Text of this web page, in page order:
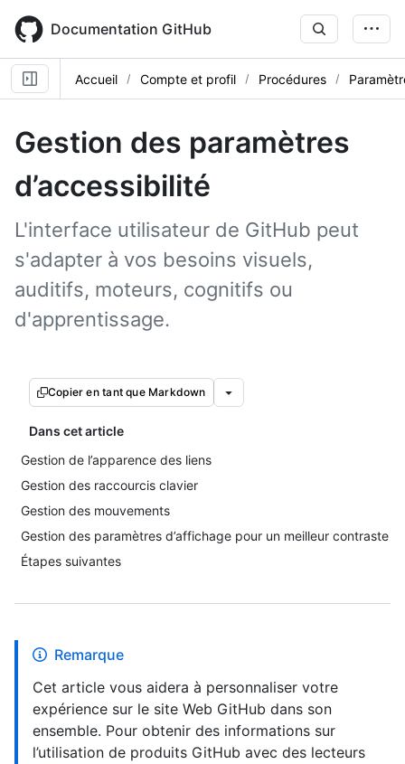
main
content
Documentation GitHub
Accueil Compte et profil Procédures
Gestion des paramètres
d’accessibilité
L'interface utilisateur de GitHub peut
s'adapter à vos besoins visuels,
auditifs, moteurs, cognitifs ou
d'apprentissage.
Copier en tant que Markdown
Dans cet article
Gestion de l’apparence des liens
Gestion des raccourcis clavier
Gestion des mouvements
Gestion des paramètres d’affichage pour un meilleur contraste
Étapes suivantes
Remarque
Cet article vous aidera à personnaliser votre
expérience sur le site Web GitHub dans son
ensemble. Pour obtenir des informations sur
l’utilisation de produits GitHub avec des lecteurs